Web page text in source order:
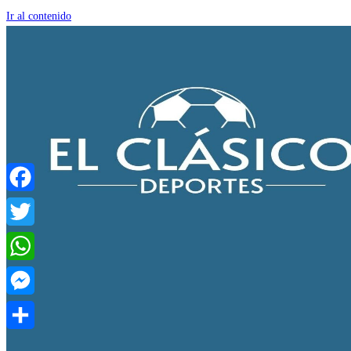
Ir al contenido
Facebook
Twitter
WhatsApp
Messenger